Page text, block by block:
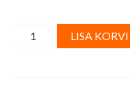
PlastmassistLISA KORVI